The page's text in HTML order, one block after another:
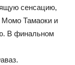
сенсацию,
Момо Тамаоки и
В финальном